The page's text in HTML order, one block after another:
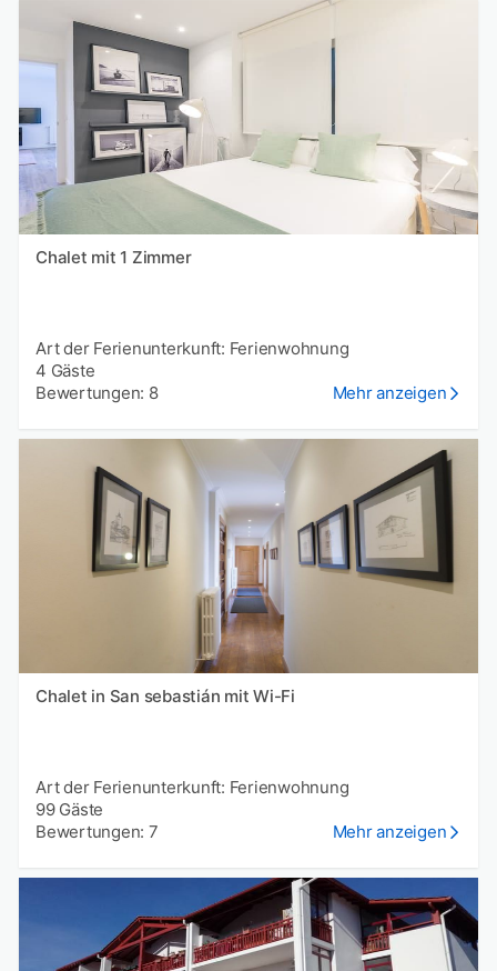
Chalet mit 1 Zimmer
Art der Ferienunterkunft: Ferienwohnung
4 Gäste
Bewertungen: 8
Mehr anzeigen
Chalet in San sebastián mit Wi-Fi
Art der Ferienunterkunft: Ferienwohnung
99 Gäste
Bewertungen: 7
Mehr anzeigen